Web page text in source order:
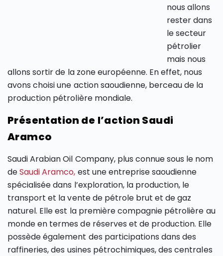
nous allons
rester dans
le secteur
pétrolier
mais nous
allons sortir de la zone européenne. En effet, nous
avons choisi une action saoudienne, berceau de la
production pétrolière mondiale.
Présentation de l’action Saudi
Aramco
Saudi Arabian Oil Company, plus connue sous le nom
deSaudi Aramco, est une entreprise saoudienne
spécialisée dans l’exploration, la production, le
transport et la vente de pétrole brut et de gaz
naturel. Elle est la première compagnie pétrolière au
monde en termes de réserves et de production. Elle
possède également des participations dans des
raffineries, des usines pétrochimiques, des centrales